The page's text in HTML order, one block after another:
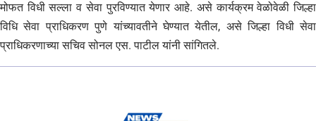
मोफत विधी सल्ला व सेवा पुरविण्यात येणार आहे. असे कार्यक्रम वेळोवेळी जिल्हा
विधि सेवा प्राधिकरण पुणे यांच्यावतीने घेण्यात येतील, असे जिल्हा विधी सेवा
प्राधिकरणाच्या सचिव सोनल एस. पाटील यांनी सांगितले.